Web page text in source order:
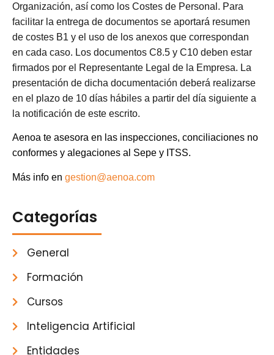
Organización, así como los Costes de Personal. Para
facilitar la entrega de documentos se aportará resumen
de costes B1 y el uso de los anexos que correspondan
en cada caso. Los documentos C8.5 y C10 deben estar
firmados por el Representante Legal de la Empresa. La
presentación de dicha documentación deberá realizarse
en el plazo de 10 días hábiles a partir del día siguiente a
la notificación de este escrito.
Aenoa te asesora en las inspecciones, conciliaciones no
conformes y alegaciones al Sepe y ITSS.
Más info en gestion@aenoa.com
Categorías
General
Formación
Cursos
Inteligencia Artificial
Entidades